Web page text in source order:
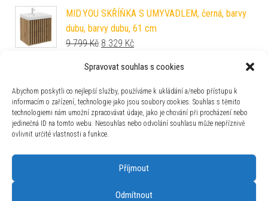
Spravovat souhlas s cookies
Abychom poskytli co nejlepší služby, používáme k ukládání a/nebo přístupu k
informacím o zařízení, technologie jako jsou soubory cookies. Souhlas s těmito
technologiemi nám umožní zpracovávat údaje, jako je chování při procházení nebo
jedinečná ID na tomto webu. Nesouhlas nebo odvolání souhlasu může nepříznivě
ovlivnit určité vlastnosti a funkce.
Příjmout
Odmítnout
MID.YOU SKŘÍŇKA S UMYVADLEM, černá, barvy
dubu, barvy dubu, 61 cm
9 799Kč Původní cena byla: 9 799 Kč.
8 329 KčAktuální cena je: 8 329 Kč.
MID.YOU SADA ŽIDLÍ S PODRUČKAMI 2 kusy
MID.YOU ROHOVÁ SEDAČKA, textil, tmavě zelená
Původní cena byla: 32 890 Kč.
27 957KčAktuální cena je: 27 957 Kč.